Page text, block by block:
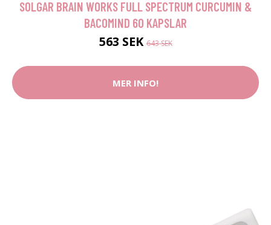
SOLGAR BRAIN WORKS FULL SPECTRUM CURCUMIN &
BACOMIND 60 KAPSLAR
563 SEK643 SEK
MER INFO!